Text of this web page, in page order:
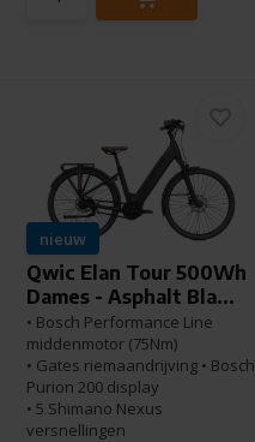
nieuw
Qwic Elan Tour 500Wh
Dames - Asphalt Bla...
• Bosch Performance Line
middenmotor (75Nm)
• Gates riemaandrijving • Bosch
Purion 200 display
• 5 Shimano Nexus
versnellingen